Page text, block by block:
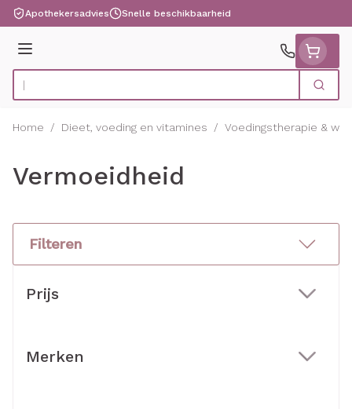
Ga naar de inhoud
Apothekersadvies Snelle beschikbaarheid
Menu
Product, merk, categorie... Zoek
Home / Dieet, voeding en vitamines / Voedingstherapie &
Vermoeidheid
Filteren
Prijs
Merken